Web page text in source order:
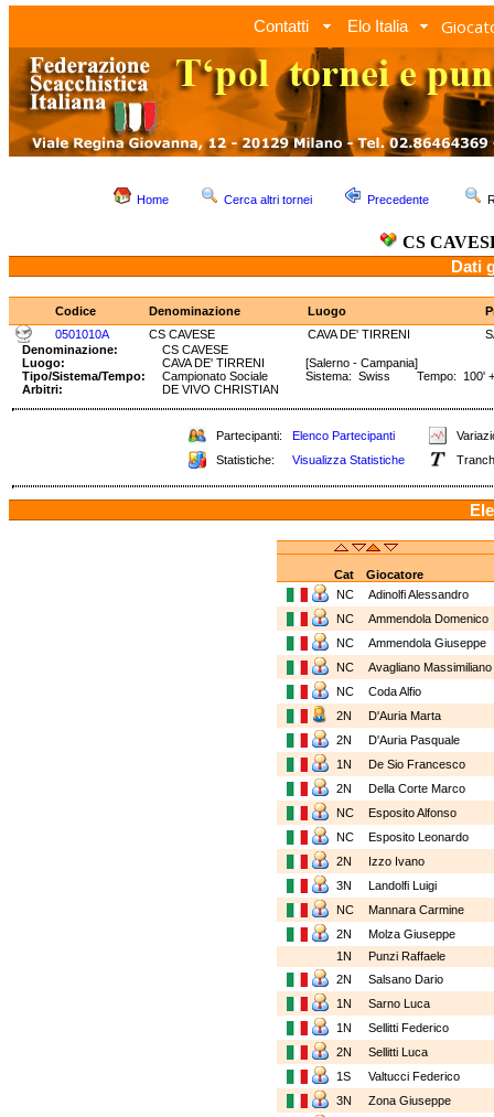
Contatti Elo Italia
Home Cerca altri tornei Precedente
CS
Dati
Codice Denominazione Luogo
0501010A
CS CAVESE CAVA DE' TIRRENI
Denominazione:
CS CAVESE
Luogo:
CAVA DE' TIRRENI
[Salerno - Campania]
Tipo/Sistema/Tempo:
Campionato Sociale
Sistema: Swiss Tempo: 100'
Arbitri:
DE VIVO CHRISTIAN
Partecipanti: Elenco Partecipanti
Statistiche:
Visualizza Statistiche
Cat
Giocatore
NC
Adinolfi Alessandro
NC
Ammendola Domenico
NC
Ammendola Giuseppe
NC
Avagliano
NC
Coda Alfio
2N
D'Auria Marta
2N
D'Auria Pasquale
1N
De Sio Francesco
2N
Della Corte Marco
NC
Esposito Alfonso
NC
Esposito Leonardo
2N
Izzo Ivano
3N
Landolfi Luigi
NC
Mannara Carmine
2N
Molza Giuseppe
1N
Punzi Raffaele
2N
Salsano Dario
1N
Sarno Luca
1N
Sellitti Federico
2N
Sellitti Luca
1S
Valtucci Federico
3N
Zona Giuseppe